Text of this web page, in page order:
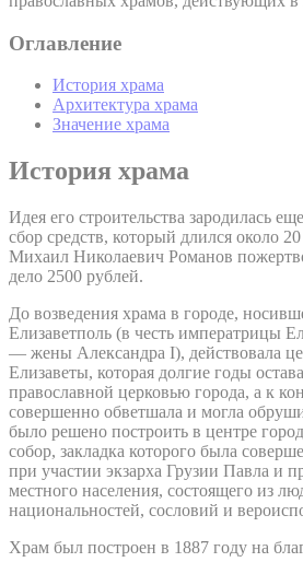
Оглавление
История храма
Архитектура храма
Значение храма
История храма
Идея его строительства зародилась
сбор средств, который длился около
Михаил Николаевич Романов
дело 2500 рублей.
До возведения храма в городе,
Елизаветполь (в честь императрицы
— жены Александра I), действовала
Елизаветы, которая долгие годы
православной церковью города, а к
совершенно обветшала и могла
было решено построить в центре
собор, закладка которого была
при участии экзарха Грузии Павла и
местного населения, состоящего из
национальностей, сословий и
Храм был построен в 1887 году на